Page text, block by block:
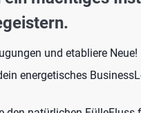
und etabliere Neue!
energetisches